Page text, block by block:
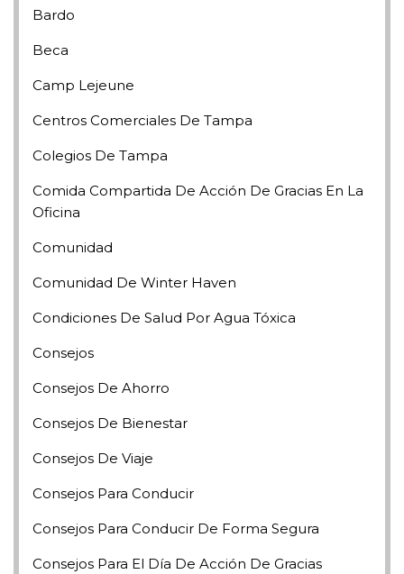
Bardo
Beca
Camp Lejeune
Centros Comerciales De Tampa
Colegios De Tampa
Comida Compartida De Acción De Gracias En La
Oficina
Comunidad
Comunidad De Winter Haven
Condiciones De Salud Por Agua Tóxica
Consejos
Consejos De Ahorro
Consejos De Bienestar
Consejos De Viaje
Consejos Para Conducir
Consejos Para Conducir De Forma Segura
Consejos Para El Día De Acción De Gracias